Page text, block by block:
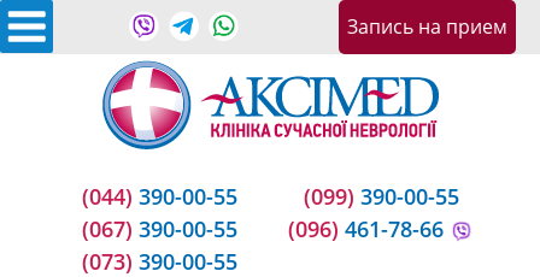
Запись на приeм
(044) 390-00-55
(067) 390-00-55
(073) 390-00-55
(099) 390-00-55
(096) 461-78-66